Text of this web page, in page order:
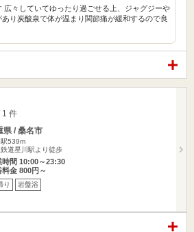
広々していてゆったり過ごせる上、ジャグジーや
り炭酸泉で体が温まり関節痛が緩和するので良
1 件
県 / 桑名市
539m
鉄道星川駅より徒歩
時間 10:00～23:30
料金 800円～
り 岩盤浴